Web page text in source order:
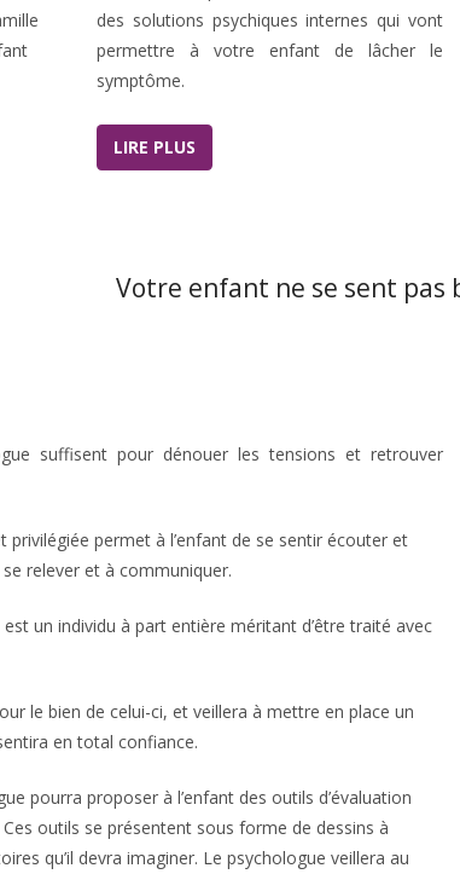
des solutions psychiques internes qui vont
permettre à votre enfant de lâcher le
symptôme.
LIRE PLUS
Votre enfant ne se sent pas
suffisent pour dénouer les tensions et retrouver
permet à l’enfant de se sentir écouter et
relever et à communiquer.
un individu à part entière méritant d’être traité avec
le bien de celui-ci, et veillera à mettre en place un
en total confiance.
pourra proposer à l’enfant des outils d’évaluation
outils se présentent sous forme de dessins à
qu’il devra imaginer. Le psychologue veillera au